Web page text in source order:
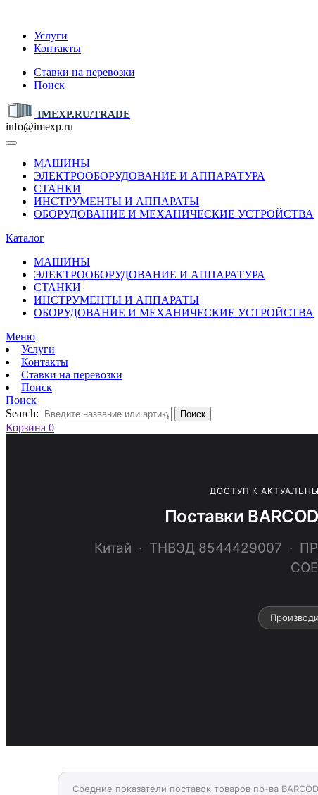
Услуги
Контакты
Ставки на перевозки
Поиск
IMEXP.RU/TRADE
info@imexp.ru
МАШИНЫ
ЭЛЕКТРООБОРУДОВАНИЕ И АППАРАТУРА
СТАНКИ
ИНСТРУМЕНТЫ И АППАРАТЫ
ОБОРУДОВАНИЕ И МЕХАНИЧЕСКИЕ УСТРОЙСТВА
Каталог
МАШИНЫ
ЭЛЕКТРООБОРУДОВАНИЕ И АППАРАТУРА
СТАНКИ
ИНСТРУМЕНТЫ И АППАРАТЫ
ОБОРУДОВАНИЕ И МЕХАНИЧЕСКИЕ УСТРОЙСТВА
Меню
Услуги
Контакты
Ставки на перевозки
Поиск
Поиск
Search:
Поиск
Корзина 0
ДОСТУП К
Поставки
Китай · ТНВЭД 8544429007 ·
Средние показатели поставок товаров пр-ва